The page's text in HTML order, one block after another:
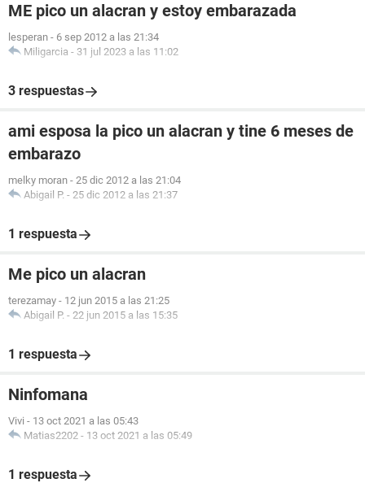
ME pico un alacran y estoy embarazada
lesperan - 6 sep 2012 a las 21:34
Miligarcia - 31 jul 2023 a las 11:02
3 respuestas
ami esposa la pico un alacran y tine 6 meses de
embarazo
melky moran - 25 dic 2012 a las 21:04
Abigail P. - 25 dic 2012 a las 21:37
1 respuesta
Me pico un alacran
terezamay - 12 jun 2015 a las 21:25
Abigail P. - 22 jun 2015 a las 15:35
1 respuesta
Ninfomana
Vivi - 13 oct 2021 a las 05:43
Matias2202 - 13 oct 2021 a las 05:49
1 respuesta